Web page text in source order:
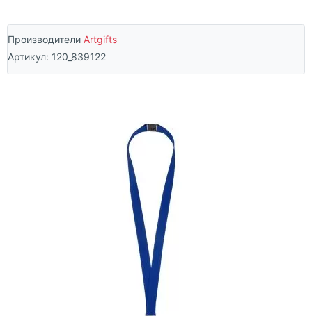
Производители Artgifts
Артикул: 120_839122